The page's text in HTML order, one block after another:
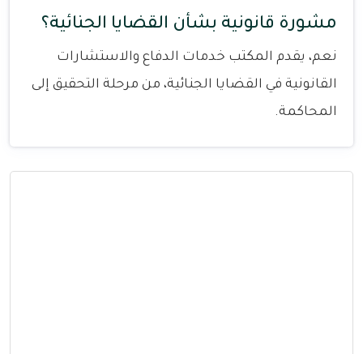
مشورة قانونية بشأن القضايا الجنائية؟
نعم، يقدم المكتب خدمات الدفاع والاستشارات
القانونية في القضايا الجنائية، من مرحلة التحقيق إلى
المحاكمة.